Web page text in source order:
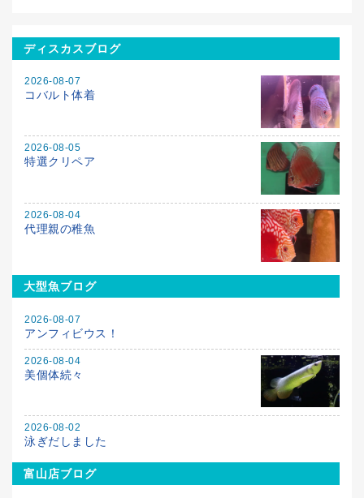
ディスカスブログ
2026-08-07
コバルト体着
2026-08-05
特選クリペア
2026-08-04
代理親の稚魚
大型魚ブログ
2026-08-07
アンフィビウス！
2026-08-04
美個体続々
2026-08-02
泳ぎだしました
富山店ブログ